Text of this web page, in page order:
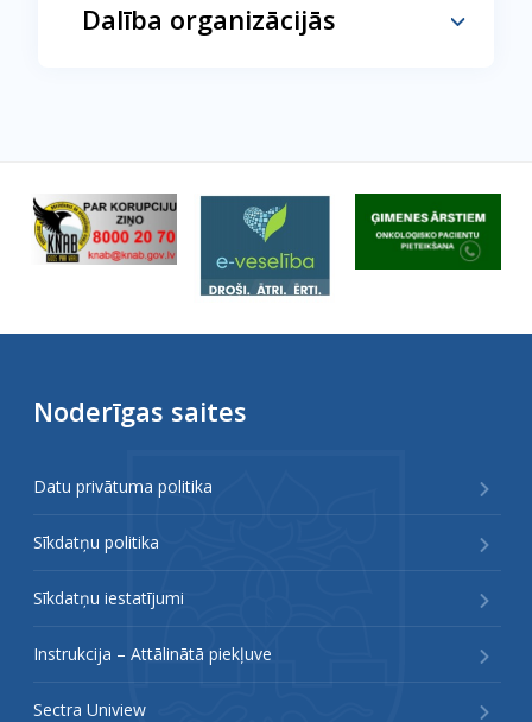
Dalība organizācijās
Noderīgas saites
Datu privātuma politika
Sīkdatņu politika
Sīkdatņu iestatījumi
Instrukcija – Attālinātā piekļuve
Sectra Uniview